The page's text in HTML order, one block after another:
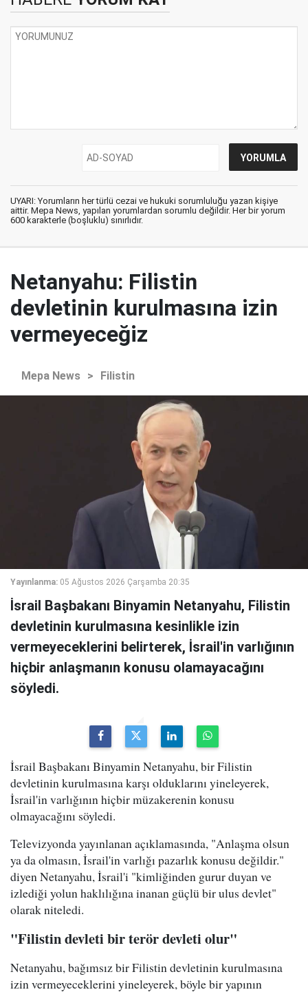
UYARI: Yorumların her türlü cezai ve hukuki sorumluluğu yazan kişiye
aittir. Mepa News, yapılan yorumlardan sorumlu değildir. Her bir yorum
600 karakterle (boşluklu) sınırlıdır.
Netanyahu: Filistin
devletinin kurulmasına izin
vermeyeceğiz
Mepa News > Filistin
Yayınlanma: 05 Ağustos 2026 Çarşamba 20:35
İsrail Başbakanı Binyamin Netanyahu, Filistin
devletinin kurulmasına kesinlikle izin
vermeyeceklerini belirterek, İsrail'in varlığının
hiçbir anlaşmanın konusu olamayacağını
söyledi.
İsrail Başbakanı Binyamin Netanyahu, bir Filistin
devletinin kurulmasına karşı olduklarını yineleyerek,
İsrail'in varlığının hiçbir müzakerenin konusu
olmayacağını söyledi.
Televizyonda yayınlanan açıklamasında, "Anlaşma olsun
ya da olmasın, İsrail'in varlığı pazarlık konusu değildir."
diyen Netanyahu, İsrail'i "kimliğinden gurur duyan ve
izlediği yolun haklılığına inanan güçlü bir ulus devlet"
olarak niteledi.
"Filistin devleti bir terör devleti olur"
Netanyahu, bağımsız bir Filistin devletinin kurulmasına
izin vermeyeceklerini yineleyerek, böyle bir yapının